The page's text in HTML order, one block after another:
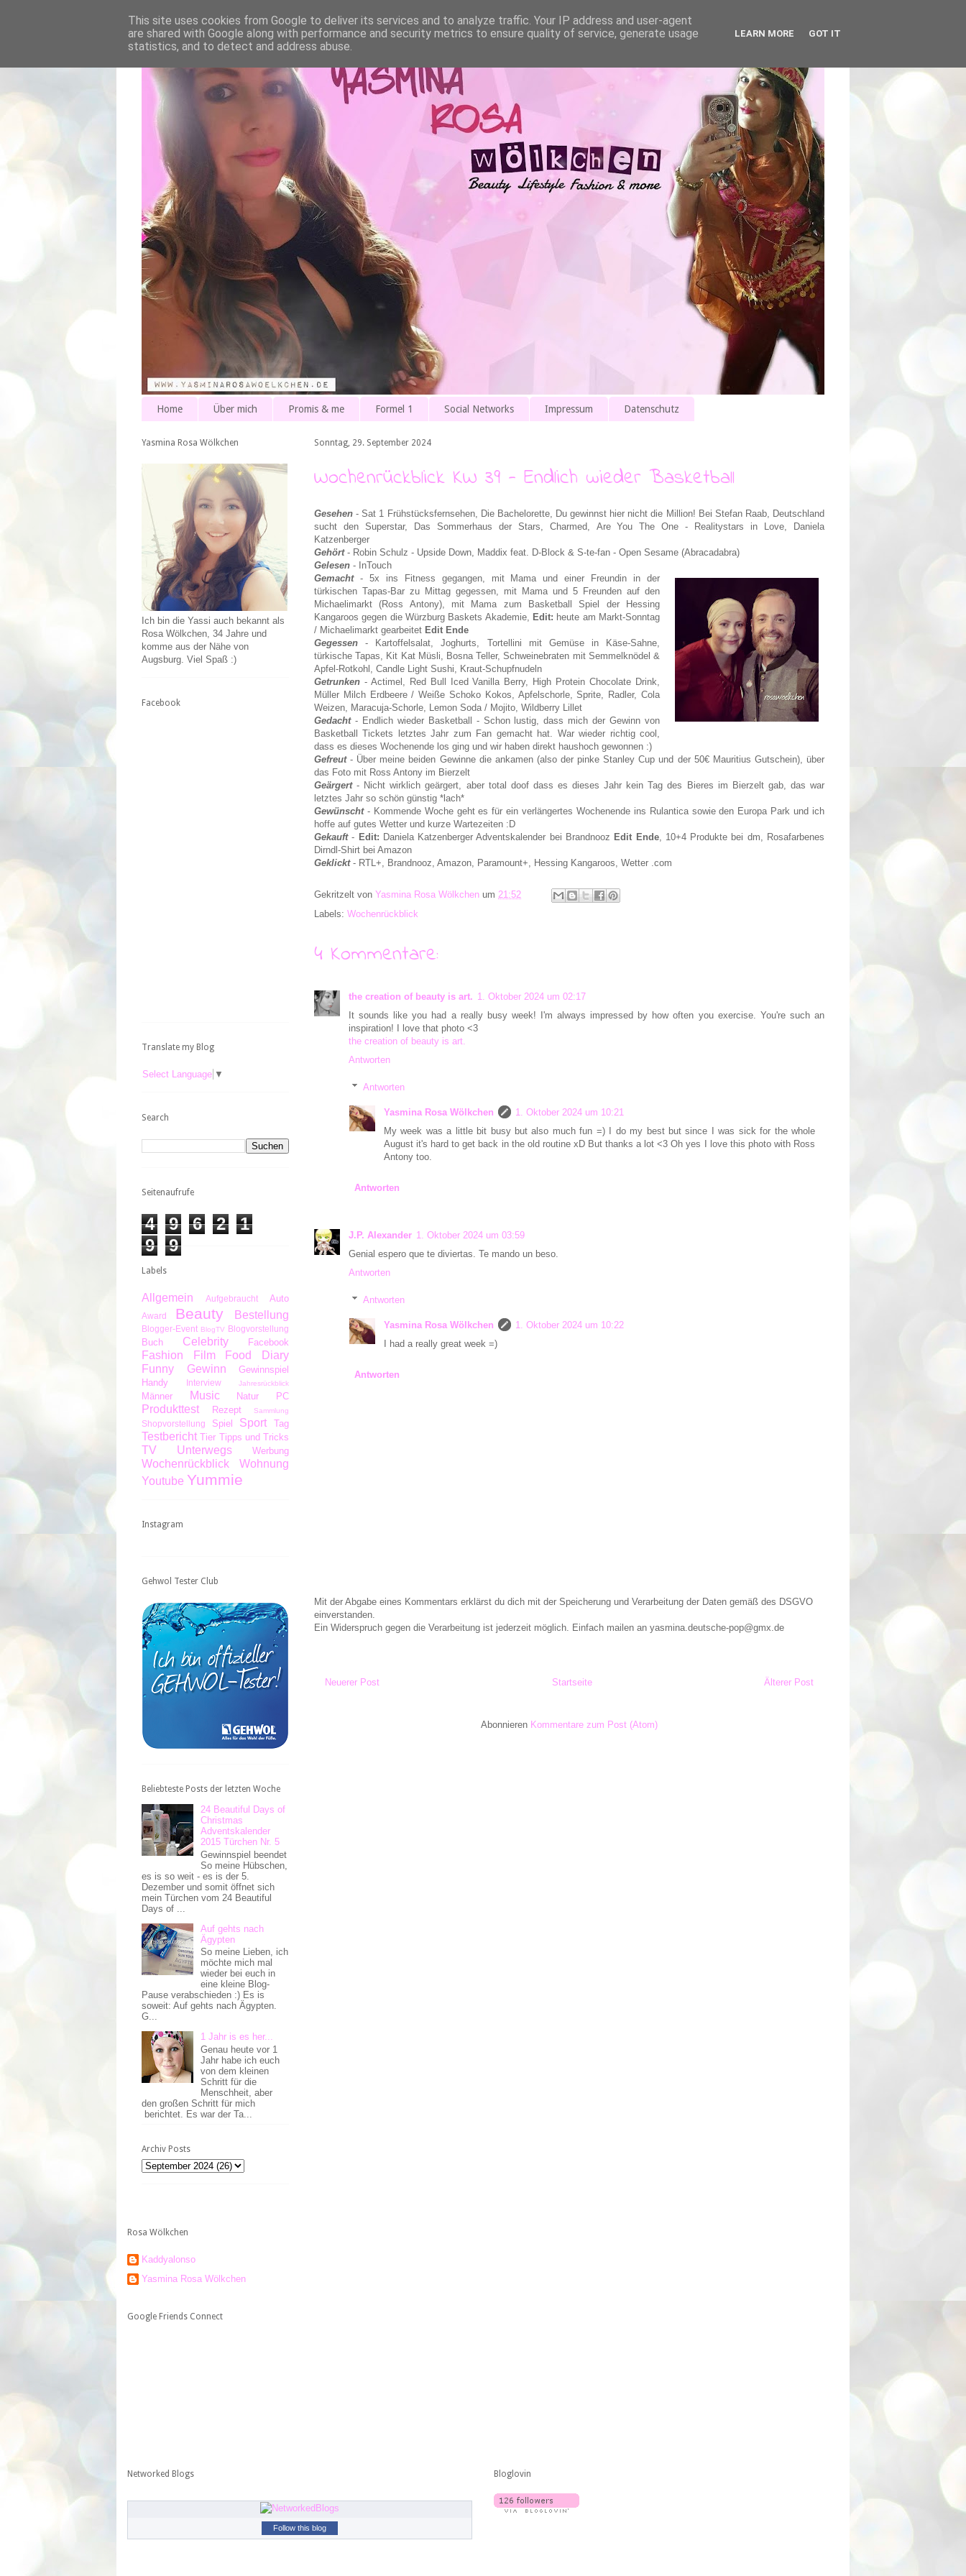
Home Über mich Promis & me Formel 1 Social Networks Impressum Datenschutz
Sonntag, 29. September 2024
Wochenrückblick KW 39 - Endlich wieder Basketball
Gesehen - Sat 1 Frühstücksfernsehen, Die Bachelorette, Du gewinnst hier nicht die Million! Bei Stefan Raab, Deutschland
sucht den Superstar, Das Sommerhaus der Stars, Charmed, Are You The One - Realitystars in Love, Daniela
Katzenberger
Gehört- Robin Schulz - Upside Down, Maddix feat. D-Block & S-te-fan - Open Sesame (Abracadabra)
Gelesen - InTouch
Gemacht- 5x ins Fitness gegangen, mit Mama und einer Freundin in der
türkischen Tapas-Bar zu Mittag gegessen, mit Mama und 5 Freunden auf den
Michaelimarkt (Ross Antony), mit Mama zum Basketball Spiel der Hessing
Kangaroos gegen die Würzburg Baskets Akademie,
Edit: heute am Markt-Sonntag
/ Michaelimarkt gearbeitet Edit Ende
Gegessen - Kartoffelsalat, Joghurts, Tortellini mit Gemüse in Käse-Sahne,
türkische Tapas, Kit Kat Müsli, Bosna Teller, Schweinebraten mit Semmelknödel &
Apfel-Rotkohl, Candle Light Sushi, Kraut-Schupfnudeln
Getrunken - Actimel, Red Bull Iced Vanilla Berry, High Protein Chocolate Drink,
Müller Milch Erdbeere / Weiße Schoko Kokos, Apfelschorle, Sprite, Radler, Cola
Weizen, Maracuja-Schorle, Lemon Soda / Mojito, Wildberry Lillet
Gedacht- Endlich wieder Basketball - Schon lustig, dass mich der Gewinn von
Basketball Tickets letztes Jahr zum Fan gemacht hat. War wieder richtig cool,
dass es dieses Wochenende los ging und wir haben direkt haushoch gewonnen :)
Gefreut- Über meine beiden Gewinne die ankamen (also der pinke Stanley Cup und der 50€ Mauritius Gutschein), über
das Foto mit Ross Antony im Bierzelt
Geärgert- Nicht wirklich geärgert, aber total doof dass es dieses Jahr kein Tag des Bieres im Bierzelt gab, das war
letztes Jahr so schön günstig *lach*
Gewünscht- Kommende Woche geht es für ein verlängertes Wochenende ins Rulantica sowie den Europa Park und ich
hoffe auf gutes Wetter und kurze Wartezeiten :D
Gekauft- Edit: Daniela Katzenberger Adventskalender bei Brandnooz Edit Ende, 10+4 Produkte bei dm, Rosafarbenes
Dirndl-Shirt bei Amazon
Geklickt- RTL+, Brandnooz, Amazon, Paramount+, Hessing Kangaroos, Wetter .com
Gekritzelt von Yasmina Rosa Wölkchen um 21:52
Labels: Wochenrückblick
4 Kommentare:
the creation of beauty is art. 1. Oktober 2024 um 02:17
It sounds like you had a really busy week! I'm always impressed by how often you exercise. You're such an
inspiration! I love that photo <3
the creation of beauty is art.
Antworten
Antworten
Yasmina Rosa Wölkchen
1. Oktober 2024 um 10:21
My week was a little bit busy but also much fun =) I do my best but since I was sick for the whole
August it's hard to get back in the old routine xD But thanks a lot <3 Oh yes I love this photo with Ross
Antony too.
Antworten
J.P. Alexander 1. Oktober 2024 um 03:59
Genial espero que te diviertas. Te mando un beso.
Antworten
Antworten
Yasmina Rosa Wölkchen
1. Oktober 2024 um 10:22
I had a really great week =)
Antworten
Mit der Abgabe eines Kommentars erklärst du dich mit der Speicherung und Verarbeitung der Daten gemäß des DSGVO
einverstanden.
Ein Widerspruch gegen die Verarbeitung ist jederzeit möglich. Einfach mailen an yasmina.deutsche-pop@gmx.de
Neuerer Post Älterer Post
Startseite
Abonnieren Kommentare zum Post (Atom)
Yasmina Rosa Wölkchen
Ich bin die Yassi auch bekannt als
Rosa Wölkchen, 34 Jahre und
komme aus der Nähe von
Augsburg. Viel Spaß :)
Facebook
Translate my Blog
Select Language ▼
Search
Seitenaufrufe
4 9 6 2
1
9
9
Labels
Allgemein Aufgebraucht Auto
Award Beauty Bestellung
Blogger-Event BlogTV Blogvorstellung
Buch Celebrity Facebook
Fashion Film
Food Diary
Funny
Gewinn
Gewinnspiel
Handy
Interview Jahresrückblick
Männer Music Natur PC
Produkttest Rezept Sammlung
Shopvorstellung Spiel Sport Tag
Testbericht Tier Tipps und Tricks
TV Unterwegs Werbung
Wochenrückblick
Wohnung
Youtube Yummie
Instagram
Gehwol Tester Club
Beliebteste Posts der letzten Woche
24 Beautiful Days of
Christmas
Adventskalender
2015 Türchen Nr. 5
Gewinnspiel beendet
So meine Hübschen,
es is so weit - es is der 5.
Dezember und somit öffnet sich
mein Türchen vom 24 Beautiful
Days of ...
Auf gehts nach
Ägypten
So meine Lieben, ich
möchte mich mal
wieder bei euch in
eine kleine Blog-
Pause verabschieden :) Es is
soweit: Auf gehts nach Ägypten.
G...
1 Jahr is es her...
Genau heute vor 1
Jahr habe ich euch
von dem kleinen
Schritt für die
Menschheit, aber
den großen Schritt für mich
berichtet. Es war der Ta...
Archiv Posts
Rosa Wölkchen
Kaddyalonso
Yasmina Rosa Wölkchen
Google Friends Connect
Networked Blogs
Follow this blog
Bloglovin
This site uses cookies from Google to deliver its services and to analyze traffic. Your IP address and user-agent
are shared with Google along with performance and security metrics to ensure quality of service, generate usage
statistics, and to detect and address abuse.
LEARN MORE GOT IT